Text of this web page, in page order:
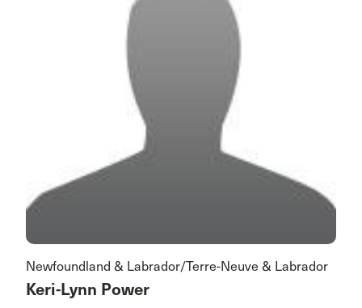
Newfoundland & Labrador/Terre-Neuve & Labrador
Keri-Lynn Power